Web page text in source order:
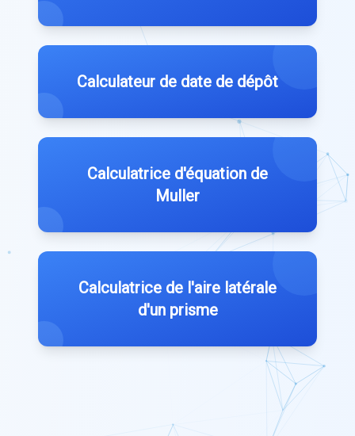
Calculateur de date de dépôt
Calculatrice d'équation de
Muller
Calculatrice de l'aire latérale
d'un prisme